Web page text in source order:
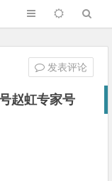
赵虹专家号
发表评论